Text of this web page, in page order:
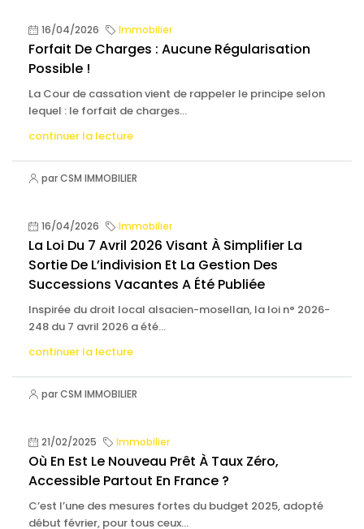
16/04/2026 Immobilier
Forfait De Charges : Aucune Régularisation
Possible !
La Cour de cassation vient de rappeler le principe selon
lequel : le forfait de charges...
continuer la lecture
par CSM IMMOBILIER
16/04/2026 Immobilier
La Loi Du 7 Avril 2026 Visant À Simplifier La
Sortie De L’indivision Et La Gestion Des
Successions Vacantes A Été Publiée
Inspirée du droit local alsacien-mosellan, la loi n° 2026-
248 du 7 avril 2026 a été...
continuer la lecture
par CSM IMMOBILIER
21/02/2025 Immobilier
Où En Est Le Nouveau Prêt À Taux Zéro,
Accessible Partout En France ?
C’est l’une des mesures fortes du budget 2025, adopté
début février, pour tous ceux...